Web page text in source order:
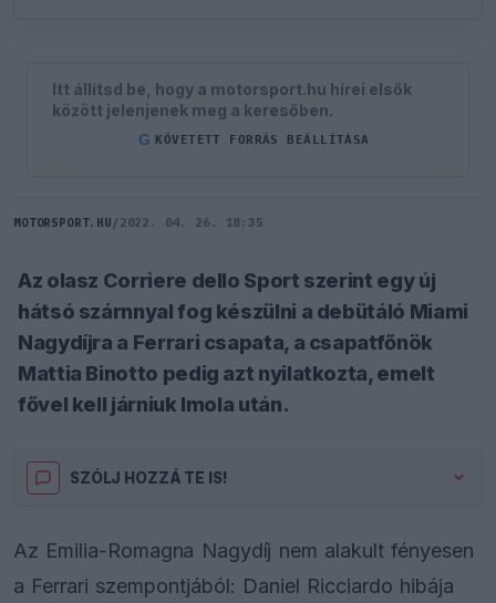
Itt állítsd be, hogy a motorsport.hu hírei elsők
között jelenjenek meg a keresőben.
G KÖVETETT FORRÁS BEÁLLÍTÁSA
MOTORSPORT.HU / 2022. 04. 26. 18:35
Az olasz Corriere dello Sport szerint egy új
hátsó szárnnyal fog készülni a debütáló Miami
Nagydíjra a Ferrari csapata, a csapatfőnök
Mattia Binotto pedig azt nyilatkozta, emelt
fővel kell járniuk Imola után.
SZÓLJ HOZZÁ TE IS!
Az Emilia-Romagna Nagydíj nem alakult fényesen
a Ferrari szempontjából: Daniel Ricciardo hibája